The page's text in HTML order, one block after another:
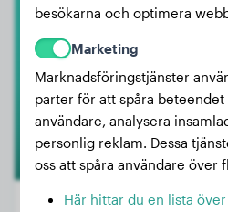
besökarna och optimera
Marketing
Marknadsföringstjänster
parter för att spåra beteendet
användare, analysera
personlig reklam. Dessa
oss att spåra användare över
Här hittar du en lista